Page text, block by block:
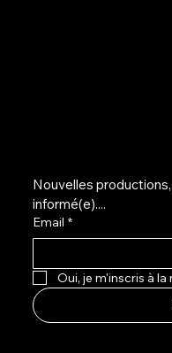
Nouvelles
informé(e)....
Email *
Oui, je m'inscris à